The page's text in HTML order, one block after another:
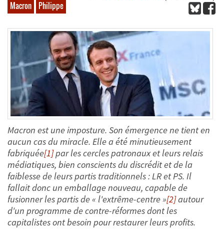
Macron Philippe
Macron est une imposture. Son émergence ne tient en
aucun cas du miracle. Elle a été minutieusement
fabriquée[1]par les cercles patronaux et leurs relais
médiatiques, bien conscients du discrédit et de la
faiblesse de leurs partis traditionnels : LR et PS. Il
fallait donc un emballage nouveau, capable de
fusionner les partis de « l'extrême-centre »[2]autour
d'un programme de contre-réformes dont les
capitalistes ont besoin pour restaurer leurs profits.